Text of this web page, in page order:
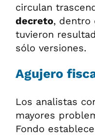
circulan
decreto, dentro
tuvieron
sólo versiones.
Agujero
Los analistas
mayores
Fondo